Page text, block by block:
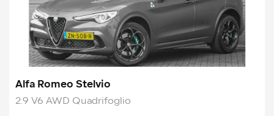
Alfa Romeo Stelvio
2.9 V6 AWD Quadrifoglio